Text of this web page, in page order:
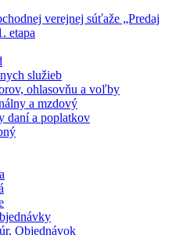
verejnej súťaže „Predaj
etapa
služieb
ohlasovňu a voľby
a mzdový
daní a poplatkov
Objednávok